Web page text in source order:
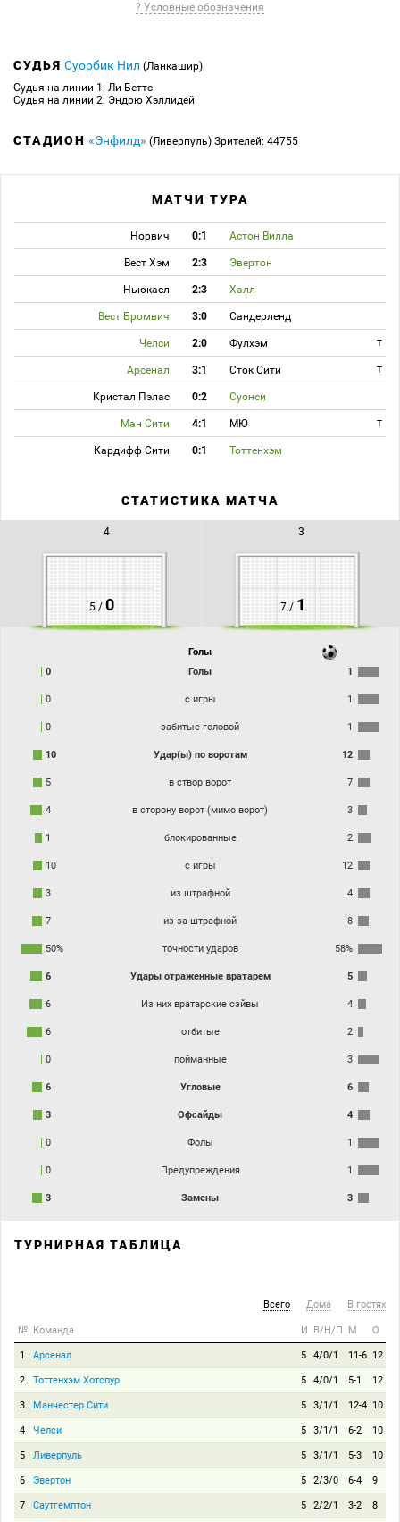
? Условные обозначения
СУДЬЯ Суорбик Нил (Ланкашир)
Судья на линии 1: Ли Беттс
Судья на линии 2: Эндрю Хэллидей
СТАДИОН «Энфилд» (Ливерпуль) Зрителей: 44755
МАТЧИ ТУРА
Норвич 0:1 Астон Вилла
Вест Хэм 2:3 Эвертон
Ньюкасл 2:3 Халл
Вест Бромвич 3:0 Сандерленд
Челси 2:0 Фулхэм T
Арсенал 3:1 Сток Сити T
Кристал Пэлас 0:2 Суонси
Ман Сити 4:1 МЮ T
Кардифф Сити 0:1 Тоттенхэм
СТАТИСТИКА МАТЧА
4
5 /0
3
7 / 1
Голы
0
Голы 1
0 с игры 1
0 забитые головой 1
10 Удар(ы) по воротам 12
5 в створ ворот 7
4 в сторону ворот (мимо ворот) 3
1 блокированные 2
10 с игры 12
3 из штрафной 4
7 из-за штрафной 8
50% точности ударов 58%
6 Удары отраженные вратарем 5
6 Из них вратарские сэйвы 4
6 отбитые 2
0 пойманные 3
6 Угловые 6
3 Офсайды 4
0 Фолы 1
0 Предупреждения 1
3 Замены 3
ТУРНИРНАЯ ТАБЛИЦА
Всего Дома В гостях
№ Команда И В/Н/П М О
1 Арсенал 5 4/0/1 11-6 12
2 Тоттенхэм Хотспур 5 4/0/1 5-1 12
3 Манчестер Сити 5 3/1/1 12-4 10
4 Челси 5 3/1/1 6-2 10
5 Ливерпуль 5 3/1/1 5-3 10
6 Эвертон 5 2/3/0 6-4 9
7 Саутгемптон 5 2/2/1 3-2 8